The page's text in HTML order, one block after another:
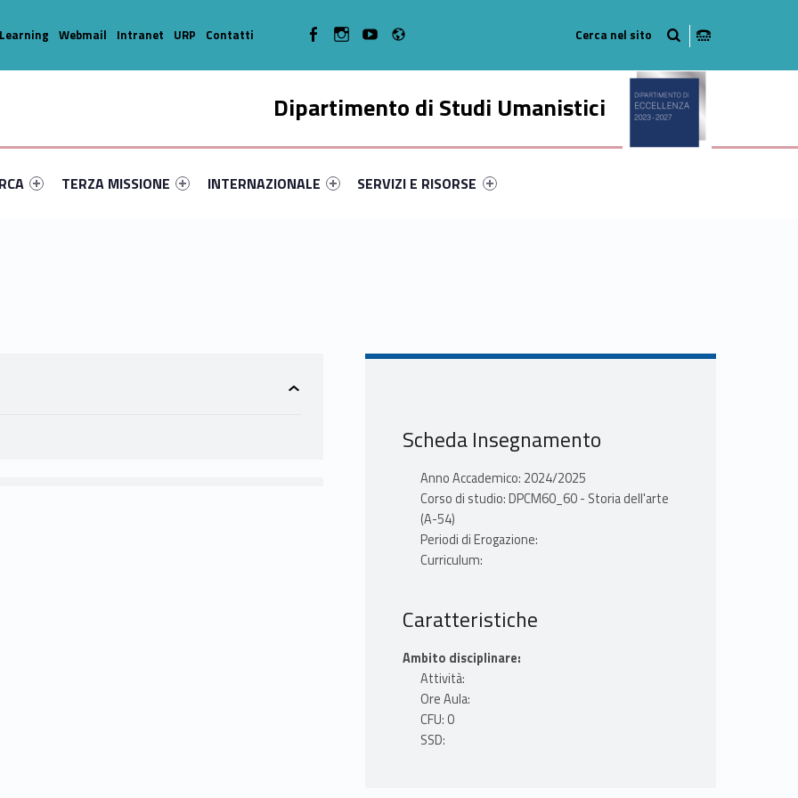
Dipartimento di Studi Umanistici
primary-42789-14
#link-menu-primary-76537-35
Link identifier #link-menu-primary-34808-45
TERZA MISSIONE
Link identifier #link-menu-primary-28752-49
INTERNAZIONALE
Link identifier #link-menu-primary-16273-56
SERVIZI E RISORSE
Webmail Intranet URP Contatti WebMan on FacebookWebMan on Instagram
WebMan on Youtube
Scheda Insegnamento
Anno Accademico: 2024/2025
Corso di studio: DPCM60_60 - Storia dell'arte
(A-54)
Periodi di Erogazione:
Curriculum:
Caratteristiche
Ambito disciplinare:
Attività:
Ore Aula:
CFU: 0
SSD: